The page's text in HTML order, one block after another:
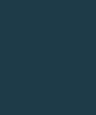
est tout à
garder les
vous
incessante